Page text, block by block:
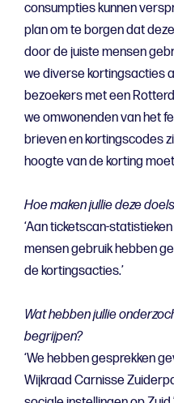
consumpties kunnen
plan om te borgen dat
door de juiste mensen
we diverse kortingsacties
bezoekers met een
we omwonenden van het
brieven en kortingscodes
hoogte van de korting
Hoe maken jullie deze
‘Aan ticketscan-
mensen gebruik hebben
de kortingsacties.’
Wat hebben jullie
begrijpen?
‘We hebben gesprekken
Wijkraad Carnisse